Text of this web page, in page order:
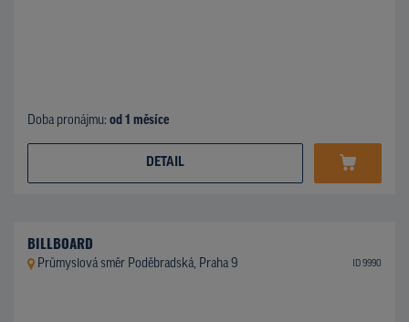
Doba pronájmu: od 1 měsíce
DETAIL
BILLBOARD
Průmyslová směr Poděbradská, Praha 9 ID 9990